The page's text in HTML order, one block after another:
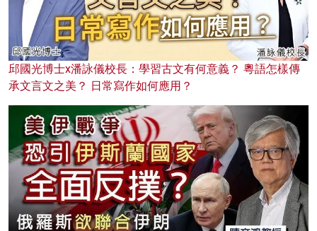
邱國光博士x潘詠儀校長：學習古文有何意義？ 粵語怎樣傳
承文言文之美？ 日常寫作如何應用？